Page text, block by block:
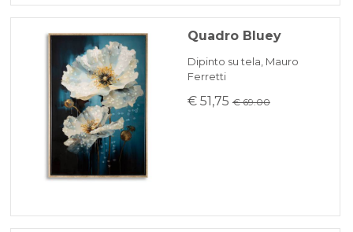
Quadro Bluey
Dipinto su tela, Mauro
Ferretti
€ 51,75 € 69.00